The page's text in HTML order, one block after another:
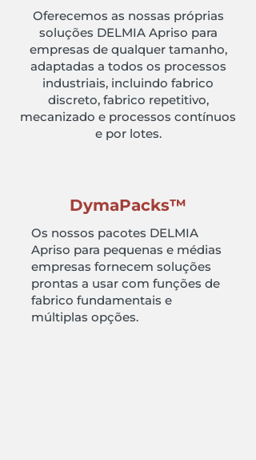
Oferecemos as nossas próprias
soluções DELMIA Apriso para
empresas de qualquer tamanho,
adaptadas a todos os processos
industriais, incluindo fabrico
discreto, fabrico repetitivo,
mecanizado e processos contínuos
e por lotes.
DymaPacks™
Os nossos pacotes DELMIA
Apriso para pequenas e médias
empresas fornecem soluções
prontas a usar com funções de
fabrico fundamentais e
múltiplas opções.